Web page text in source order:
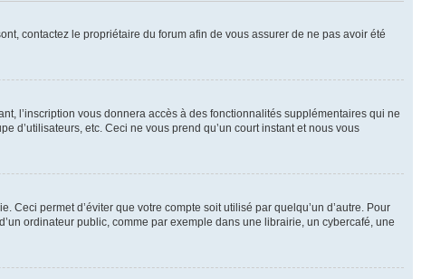
contactez le propriétaire du forum afin de vous assurer de ne pas avoir été
l’inscription vous donnera accès à des fonctionnalités supplémentaires qui ne
d’utilisateurs, etc. Ceci ne vous prend qu’un court instant et nous vous
permet d’éviter que votre compte soit utilisé par quelqu’un d’autre. Pour
ordinateur public, comme par exemple dans une librairie, un cybercafé, une